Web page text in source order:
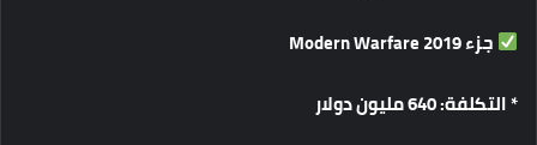
جزءModern Warfare 2019
*التكلفة: 640 مليوندولار